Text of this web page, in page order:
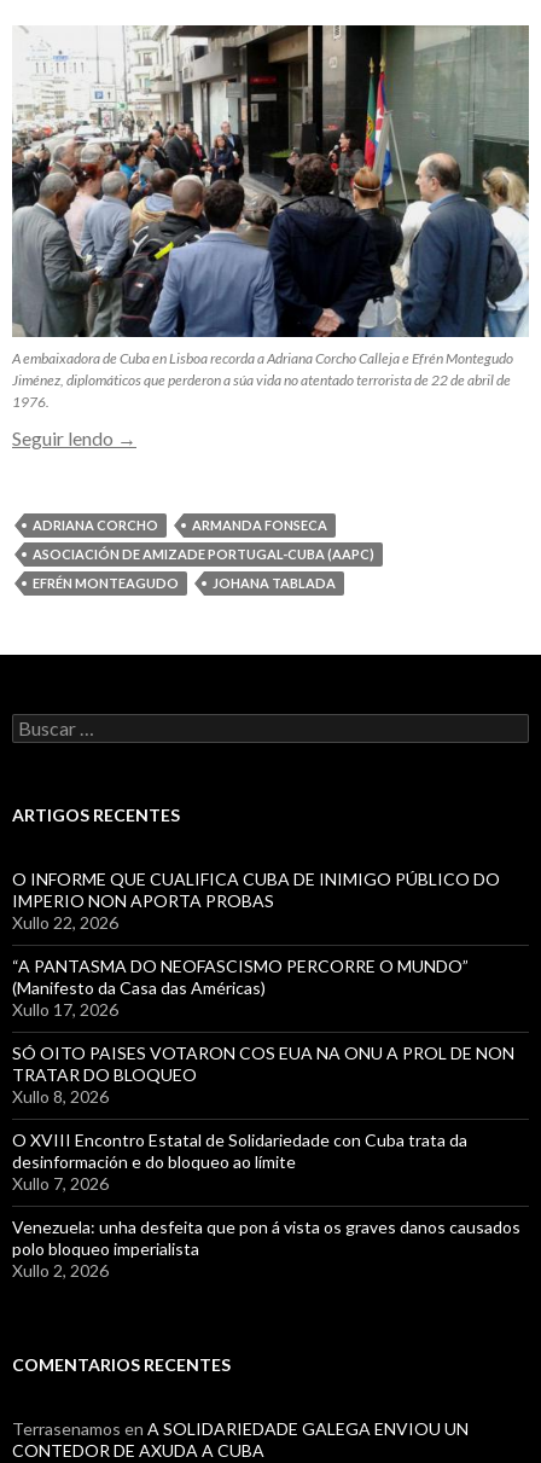
A embaixadora de Cuba en Lisboa recorda a Adriana Corcho Calleja e Efrén Montegudo
Jiménez, diplomáticos que perderon a súa vida no atentado terrorista de 22 de abril de
1976.
Seguir lendo Homenaxe
ás
vitimas
do
76
→
ADRIANA CORCHO
ARMANDA FONSECA
ASOCIACIÓN DE AMIZADE PORTUGAL-CUBA (AAPC)
EFRÉN MONTEAGUDO
JOHANA TABLADA
Buscar:
ARTIGOS RECENTES
O INFORME QUE CUALIFICA CUBA DE INIMIGO PÚBLICO DO
IMPERIO NON APORTA PROBAS
Xullo 22, 2026
“A PANTASMA DO NEOFASCISMO PERCORRE O MUNDO”
(Manifesto da Casa das Américas)
Xullo 17, 2026
SÓ OITO PAISES VOTARON COS EUA NA ONU A PROL DE NON
TRATAR DO BLOQUEO
Xullo 8, 2026
O XVIII Encontro Estatal de Solidariedade con Cuba trata da
desinformación e do bloqueo ao límite
Xullo 7, 2026
Venezuela: unha desfeita que pon á vista os graves danos causados
polo bloqueo imperialista
Xullo 2, 2026
COMENTARIOS RECENTES
Terrasenamos en A SOLIDARIEDADE GALEGA ENVIOU UN
CONTEDOR DE AXUDA A CUBA